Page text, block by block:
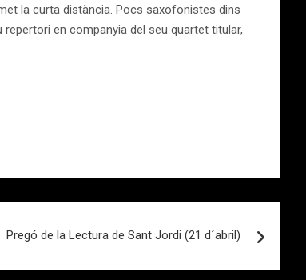
la curta distància. Pocs saxofonistes dins
en companyia del seu quartet titular,
Pregó de la Lectura de Sant Jordi (21 d´abril)